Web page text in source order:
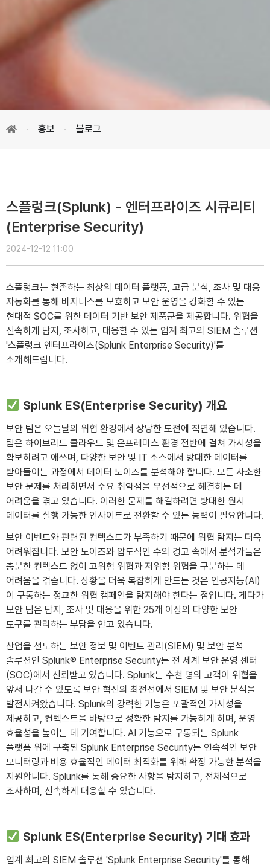
홍보 블로그
스플렁크(Splunk) - 엔터프라이즈 시큐리티
(Enterprise Security)
2024-12-12 11:00
스플렁크는 현존하는 최상의 데이터 플랫폼, 고급 분석, 조사 및 대응
자동화를 통해 비지니스를 보호하고 보안 운영을 강화할 수 있는
현대적 SOC를 위한 데이터 기반 보안 제품군을 제공합니다. 위협을
신속하게 탐지, 조사하고, 대응할 수 있는 업계 최고의 SIEM 솔루션
'스플렁크 엔터프라이즈(Splunk Enterprise Security)'를
소개해드립니다.
Splunk ES(Enterprise Security) 개요
보안 팀은 오늘날의 위협 환경에서 상당한 도전에 직면해 있습니다.
팀은 하이브리드 클라우드 및 온프레미스 환경 전반에 걸쳐 가시성을
확보하려고 애쓰며, 다양한 보안 및 IT 소스에서 방대한 데이터를
받아들이는 과정에서 데이터 노이즈를 분석해야 합니다. 모든 사소한
보안 문제를 처리하면서 주요 취약점을 우선적으로 해결하는 데
어려움을 겪고 있습니다. 이러한 문제를 해결하려면 방대한 원시
데이터를 실행 가능한 인사이트로 전환할 수 있는 능력이 필요합니다.
보안 이벤트와 관련된 컨텍스트가 부족하기 때문에 위협 탐지는 더욱
어려워집니다. 보안 노이즈와 압도적인 수의 경고 속에서 분석가들은
충분한 컨텍스트 없이 고위험 위협과 저위험 위협을 구분하는 데
어려움을 겪습니다. 상황을 더욱 복잡하게 만드는 것은 인공지능(AI)
이 구동하는 정교한 위협 캠페인을 탐지해야 한다는 점입니다. 게다가
보안 팀은 탐지, 조사 및 대응을 위한 25개 이상의 다양한 보안
도구를 관리하는 부담을 안고 있습니다.
산업을 선도하는 보안 정보 및 이벤트 관리(SIEM) 및 보안 분석
솔루션인 Splunk® Enterprise Security는 전 세계 보안 운영 센터
(SOC)에서 신뢰받고 있습니다. Splunk는 수천 명의 고객이 위협을
앞서 나갈 수 있도록 보안 혁신의 최전선에서 SIEM 및 보안 분석을
발전시켜왔습니다. Splunk의 강력한 기능은 포괄적인 가시성을
제공하고, 컨텍스트을 바탕으로 정확한 탐지를 가능하게 하며, 운영
효율성을 높이는 데 기여합니다. AI 기능으로 구동되는 Splunk
플랫폼 위에 구축된 Splunk Enterprise Security는 연속적인 보안
모니터링과 비용 효율적인 데이터 최적화를 위해 확장 가능한 분석을
지원합니다. Splunk를 통해 중요한 사항을 탐지하고, 전체적으로
조사하며, 신속하게 대응할 수 있습니다.
Splunk ES(Enterprise Security) 기대 효과
업계 최고의 SIEM 솔루션 'Splunk Enterprise Security'를 통해